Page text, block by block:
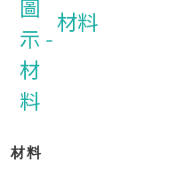
材料
材料